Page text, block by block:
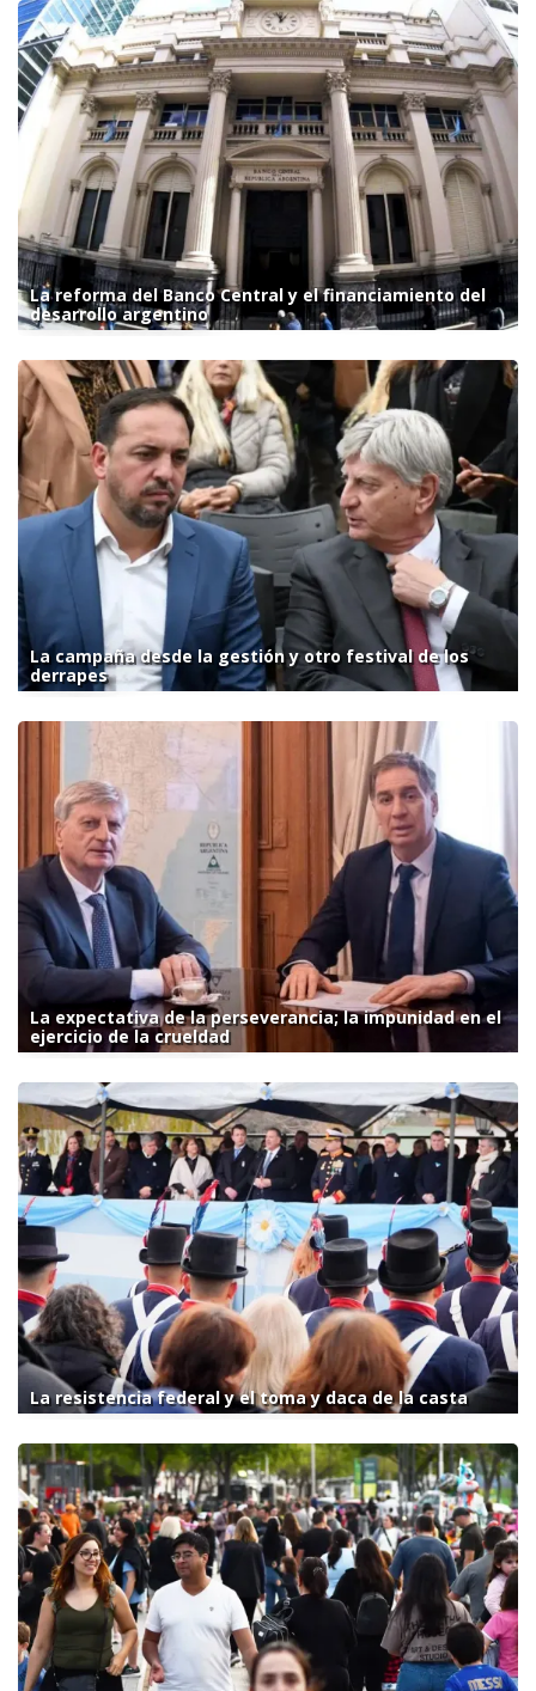
La reforma del Banco Central y el financiamiento del
desarrollo argentino
La campaña desde la gestión y otro festival de los
derrapes
La expectativa de la perseverancia; la impunidad en el
ejercicio de la crueldad
La resistencia federal y el toma y daca de la casta